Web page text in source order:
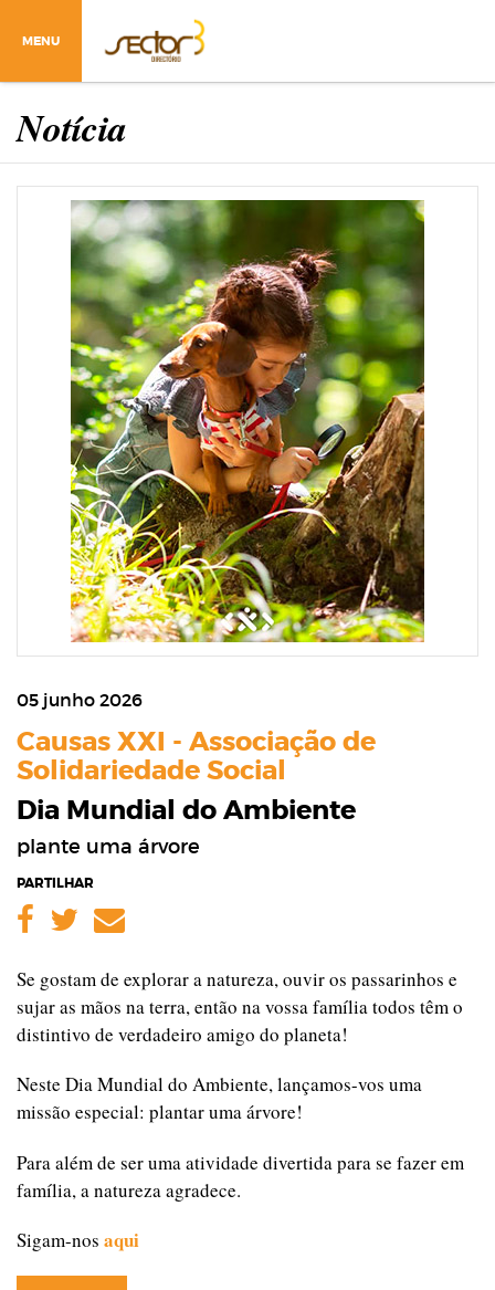
MENU
Notícia
05 junho 2026
Causas XXI - Associação de
Solidariedade Social
Dia Mundial do Ambiente
plante uma árvore
PARTILHAR
Facebook
Twitter
Email
Se gostam de explorar a natureza, ouvir os passarinhos e
sujar as mãos na terra, então na vossa família todos têm o
distintivo de verdadeiro amigo do planeta!
Neste Dia Mundial do Ambiente, lançamos-vos uma
missão especial: plantar uma árvore!
Para além de ser uma atividade divertida para se fazer em
família, a natureza agradece.
Sigam-nos aqui